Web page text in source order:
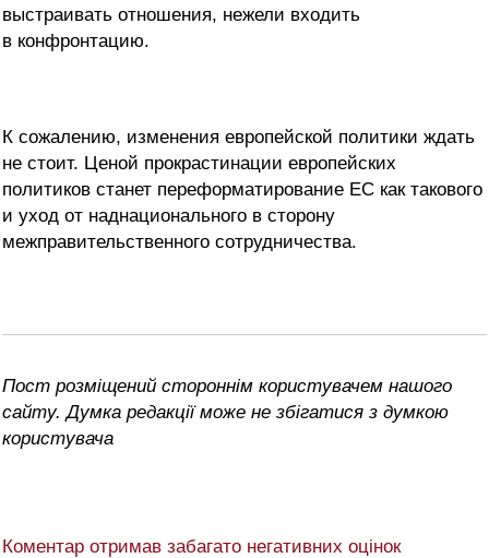
выстраивать отношения, нежели входить
в конфронтацию.
К сожалению, изменения европейской политики ждать
не стоит. Ценой прокрастинации европейских
политиков станет переформатирование ЕС как такового
и уход от наднационального в сторону
межправительственного сотрудничества.
Пост розміщений стороннім користувачем нашого
сайту. Думка редакції може не збігатися з думкою
користувача
Коментар отримав забагато негативних оцінок